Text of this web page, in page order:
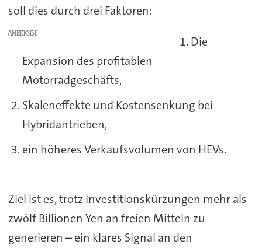
soll dies durch drei Faktoren:
ANZEIGE
Die
Expansion des profitablen
Motorradgeschäfts,
Skaleneffekte und Kostensenkung bei
Hybridantrieben,
ein höheres Verkaufsvolumen von HEVs.
Ziel ist es, trotz Investitionskürzungen mehr als
zwölf Billionen Yen an freien Mitteln zu
generieren – ein klares Signal an den